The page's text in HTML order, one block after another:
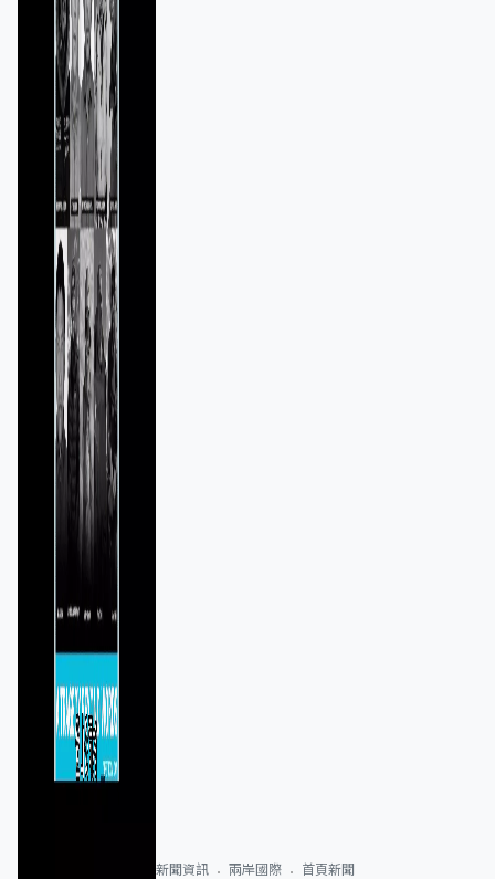
新聞資訊 兩岸國際 首頁新聞